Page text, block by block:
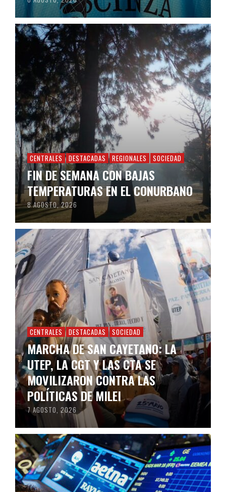
CENTRALES DESTACADAS REGIONALES SOCIEDAD
FIN DE SEMANA CON BAJAS
TEMPERATURAS EN EL CONURBANO
8 AGOSTO, 2026
CENTRALES DESTACADAS SOCIEDAD
MARCHA DE SAN CAYETANO: LA
UTEP, LA CGT Y LAS CTA SE
MOVILIZARON CONTRA LAS
POLÍTICAS DE MILEI
7 AGOSTO, 2026